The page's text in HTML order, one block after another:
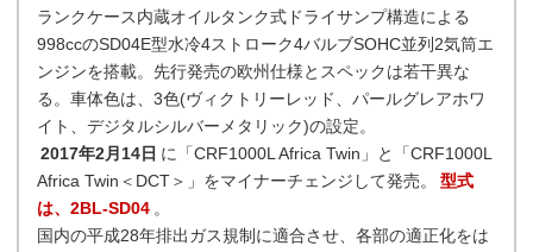
ランクケース内蔵オイルタンク式ドライサンプ構造による
998ccのSD04E型水冷4ストローク4バルブSOHC並列2気筒エ
ンジンを搭載。先行発売の欧州仕様とスペックは若干異な
る。車体色は、3色(ヴィクトリーレッド、パールグレアホワ
イト、デジタルシルバーメタリック)の設定。
2017年2月14日 に「CRF1000L Africa Twin」と「CRF1000L
Africa Twin＜DCT＞」をマイナーチェンジして発売。
型式
は、2BL-SD04 。
国内の平成28年排出ガス規制に適合させ、各部の適正化をは